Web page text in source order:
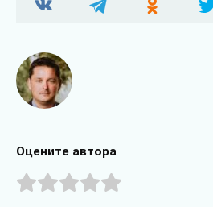
Оцените автора